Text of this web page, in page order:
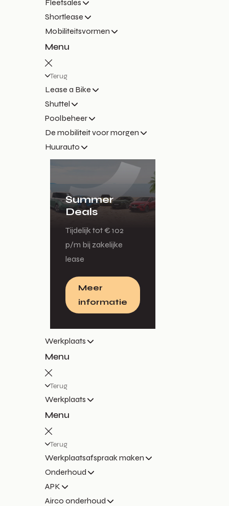
Fleetsales
Shortlease
Mobiliteitsvormen
Menu
Terug
Lease a Bike
Shuttel
Poolbeheer
De mobiliteit voor morgen
Huurauto
Summer
Deals
Tijdelijk tot € 102
p/m bij zakelijke
lease
Meer
informatie
Werkplaats
Menu
Terug
Werkplaats
Menu
Terug
Werkplaatsafspraak maken
Onderhoud
APK
Airco onderhoud